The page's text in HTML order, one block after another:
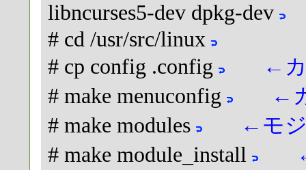
libncurses5-dev dpkg-dev
# cd /usr/src/linux
# cp config .config
←
# make menuconfig
←
# make modules
←モ
# make module_install